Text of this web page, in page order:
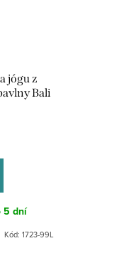
jógu z
Bali
5 dní
Kód: 1723-99L